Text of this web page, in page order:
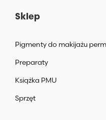
Sklep
Pigmenty do makijażu
Preparaty
Książka PMU
Sprzęt